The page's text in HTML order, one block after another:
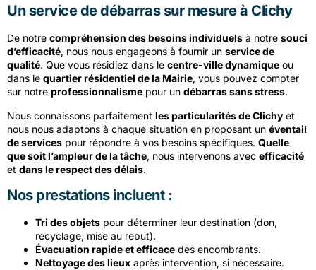
Un service de débarras sur mesure à Clichy
De notre compréhension des besoins individuels à notre souci
d’efficacité, nous nous engageons à fournir un service de
qualité. Que vous résidiez dans le centre-ville dynamique ou
dans le quartier résidentiel de la Mairie, vous pouvez compter
sur notre professionnalisme pour un débarras sans stress.
Nous connaissons parfaitement les particularités de Clichy et
nous nous adaptons à chaque situation en proposant un éventail
de services pour répondre à vos besoins spécifiques. Quelle
que soit l’ampleur de la tâche, nous intervenons avec efficacité
et dans le respect des délais.
Nos prestations incluent :
Tri des objets pour déterminer leur destination (don,
recyclage, mise au rebut).
Évacuation rapide et efficace des encombrants.
Nettoyage des lieux après intervention, si nécessaire.